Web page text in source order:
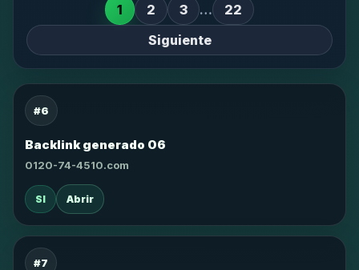
1
2 3 …
22
Siguiente
#6
Backlink generado 06
0120-74-4510.com
SI Abrir
#7